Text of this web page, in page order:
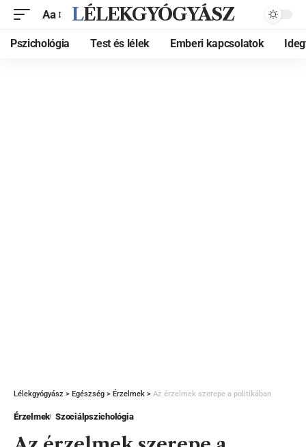
Aa LÉLEKGYÓGYÁSZ
Pszichológia Test és lélek Emberi kapcsolatok
Lélekgyógyász > Egészség > Érzelmek > Az érzelmek szerepe a politikában
Érzelmek Szociálpszichológia